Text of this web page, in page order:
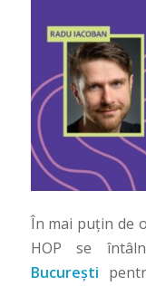
În mai puțin de
HOP se
București